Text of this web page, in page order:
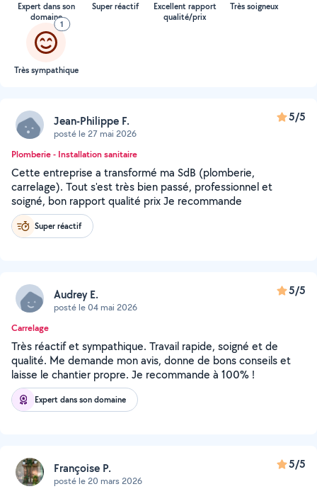
Expert dans son
domaine
Super réactif
Excellent rapport
qualité/prix
Très soigneux
1
Très sympathique
Jean-Philippe F.
posté le 27 mai 2026
5/5
Plomberie - Installation sanitaire
Cette entreprise a transformé ma SdB (plomberie,
carrelage). Tout s'est très bien passé, professionnel et
soigné, bon rapport qualité prix Je recommande
Super réactif
Audrey E.
posté le 04 mai 2026
5/5
Carrelage
Très réactif et sympathique. Travail rapide, soigné et de
qualité. Me demande mon avis, donne de bons conseils et
laisse le chantier propre. Je recommande à 100% !
Expert dans son domaine
Françoise P.
posté le 20 mars 2026
5/5